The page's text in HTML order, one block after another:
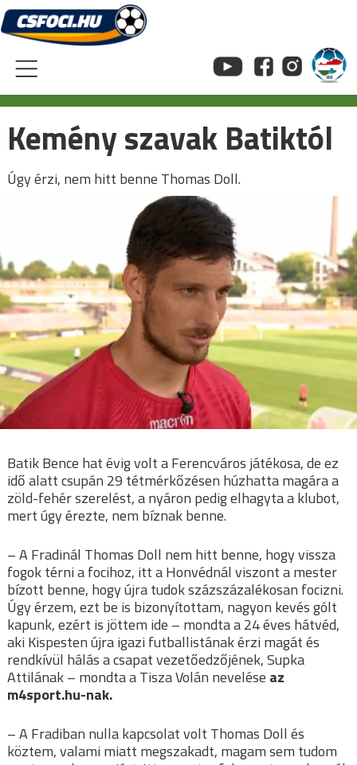
Skip
to
content
Kemény szavak Batiktól
Úgy érzi, nem hitt benne Thomas Doll.
Batik Bence hat évig volt a Ferencváros játékosa, de ez
idő alatt csupán 29 tétmérkőzésen húzhatta magára a
zöld-fehér szerelést, a nyáron pedig elhagyta a klubot,
mert úgy érezte, nem bíznak benne.
– A Fradinál Thomas Doll nem hitt benne, hogy vissza
fogok térni a focihoz, itt a Honvédnál viszont a mester
bízott benne, hogy újra tudok százszázalékosan focizni.
Úgy érzem, ezt be is bizonyítottam, nagyon kevés gólt
kapunk, ezért is jöttem ide – mondta a 24 éves hátvéd,
aki Kispesten újra igazi futballistának érzi magát és
rendkívül hálás a csapat vezetőedzőjének, Supka
Attilának – mondta a Tisza Volán nevelése az
m4sport.hu-nak.
– A Fradiban nulla kapcsolat volt Thomas Doll és
köztem, valami miatt megszakadt, magam sem tudom